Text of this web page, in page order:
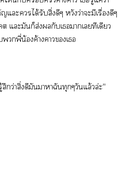
แะได้รับสิ่งดีๆ หวังว่าะมีเรื่องดีๆ
แะมันก็ส่งผลกับเาเทีเดียว
พี่น้องค้างคาวเ
กว่าสิ่งดีมันาาฉันทุกๆวันแล้วล่ะ"